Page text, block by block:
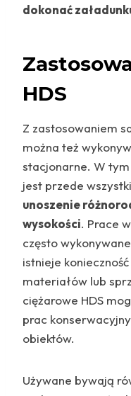
dokonać
HDS
Z zastosowaniem
można też
stacjonarne. W
jest przede
unoszenie
wysokości. Prace
często
istnieje
materiałów lub
ciężarowe HDS
prac
obiektów.
Używane bywają